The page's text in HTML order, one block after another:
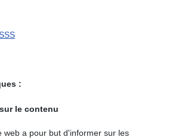
:
le contenu
web a pour but d'informer sur les